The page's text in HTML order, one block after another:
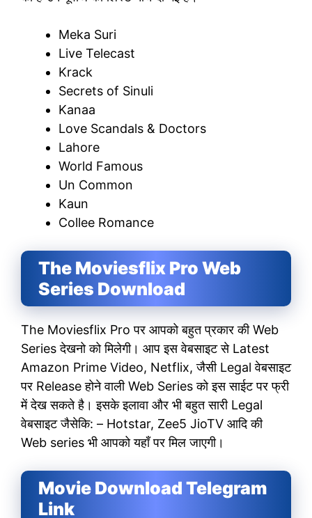
Meka Suri
Live Telecast
Krack
Secrets of Sinuli
Kanaa
Love Scandals & Doctors
Lahore
World Famous
Un Common
Kaun
Collee Romance
The Moviesflix Pro Web
Series Download
The Moviesflix Pro पर आपको बहुत प्रकार की Web
Series देखनो को मिलेगी। आप इस वेबसाइट से Latest
Amazon Prime Video, Netflix, जैसी Legal वेबसाइट
पर Release होने वाली Web Series को इस साईट पर फ्री
में देख सकते है। इसके इलावा और भी बहुत सारी Legal
वेबसाइट जैसेकि: – Hotstar, Zee5 JioTV आदि की
Web series भी आपको यहाँ पर मिल जाएगी।
Movie Download Telegram
Link